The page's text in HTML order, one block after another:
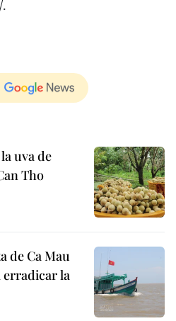
uva de
Tho
de Ca Mau
erradicar la